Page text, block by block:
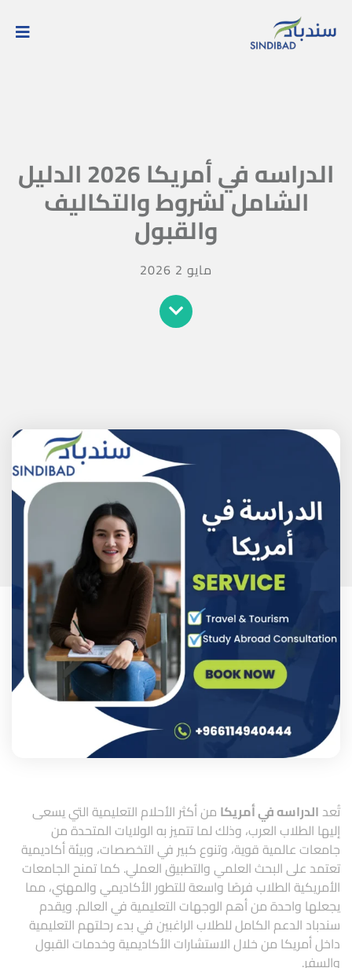
الدراسه في أمريكا 2026 الدليل
الشامل لشروط والتكاليف
والقبول
مايو 2 2026
تُعدالدراسه في أمريكا من أكثر الأحلام التعليمية التي يسعى
إليها الطلاب العرب، وذلك لما تتميز به الولايات المتحدة من
جامعات عالمية قوية، وتنوع كبير في التخصصات، وبيئة أكاديمية
تعتمد على البحث العلمي والتطبيق العملي. كما تمنح الجامعات
الأمريكية الطلاب فرصًا واسعة للتطور الأكاديمي والمهني، مما
يجعلها واحدة من أهم الوجهات التعليمية في العالم. ويقدم
سندبادالدعم الكامل للطلاب الراغبين في بدء رحلتهم التعليمية
داخل أمريكا من خلال الاستشارات الأكاديمية وخدمات القبول
والسفر.